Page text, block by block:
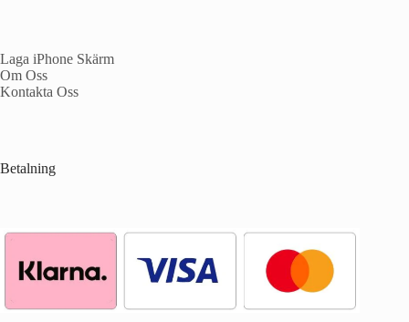
Laga iPhone Skärm
Om Oss
Kontakta Oss
Betalning